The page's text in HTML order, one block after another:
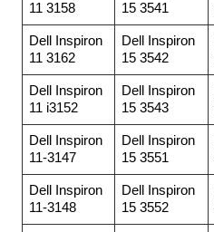
11 3158
15 3541
Dell Inspiron
11 3162
Dell Inspiron
15 3542
Dell Inspiron
11 i3152
Dell Inspiron
15 3543
Dell Inspiron
11-3147
Dell Inspiron
15 3551
Dell Inspiron
11-3148
Dell Inspiron
15 3552